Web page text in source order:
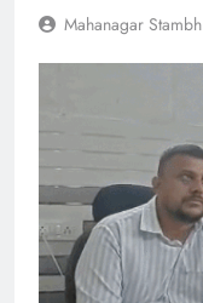
Mahanagar Stambh